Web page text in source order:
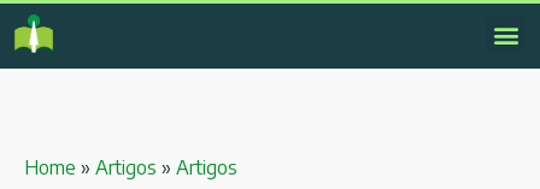
Home » Artigos » Artigos